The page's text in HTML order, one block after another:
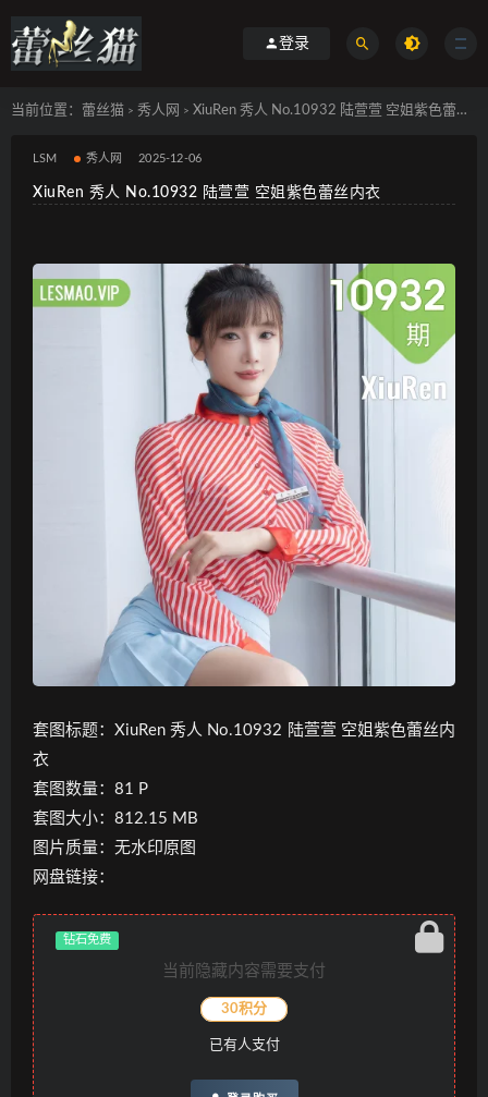
登录
当前位置： 蕾丝猫 > 秀人网 > XiuRen 秀人 No.10932 陆萱萱 空姐紫色蕾丝内衣
LSM 秀人网 2025-12-06
XiuRen 秀人 No.10932 陆萱萱 空姐紫色蕾丝内衣
套图标题：XiuRen 秀人 No.10932 陆萱萱 空姐紫色蕾丝内
衣
套图数量：81 P
套图大小：812.15 MB
图片质量：无水印原图
网盘链接：
钻石免费
当前隐藏内容需要支付
30积分
已有人支付